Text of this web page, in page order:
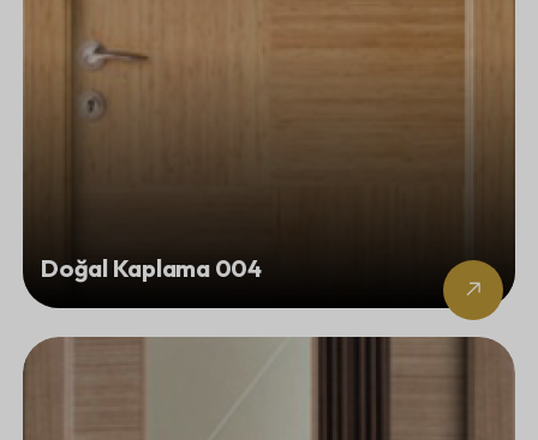
Doğal Kaplama 004